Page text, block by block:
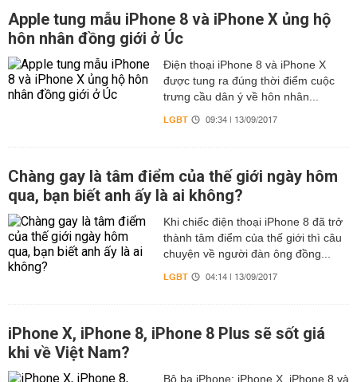
Apple tung mẫu iPhone 8 và iPhone X ủng hộ
hôn nhân đồng giới ở Úc
Điện thoại iPhone 8 và iPhone X
được tung ra đúng thời điểm cuộc
trưng cầu dân ý về hôn nhân...
LGBT 09:34 | 13/09/2017
Chàng gay là tâm điểm của thế giới ngày hôm
qua, bạn biết anh ấy là ai không?
Khi chiếc điện thoại iPhone 8 đã trở
thành tâm điểm của thế giới thì câu
chuyện về người đàn ông đồng...
LGBT 04:14 | 13/09/2017
iPhone X, iPhone 8, iPhone 8 Plus sẽ sốt giá
khi về Việt Nam?
Bộ ba iPhone: iPhone X, iPhone 8 và